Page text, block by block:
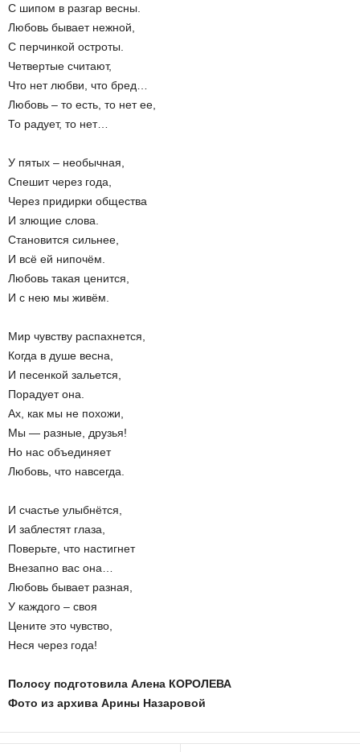
С шипом в разгар весны.
Любовь бывает нежной,
С перчинкой остроты.
Четвертые считают,
Что нет любви, что бред…
Любовь – то есть, то нет ее,
То радует, то нет…
У пятых – необычная,
Спешит через года,
Через придирки общества
И злющие слова.
Становится сильнее,
И всё ей нипочём.
Любовь такая ценится,
И с нею мы живём.
Мир чувству распахнется,
Когда в душе весна,
И песенкой зальется,
Порадует она.
Ах, как мы не похожи,
Мы — разные, друзья!
Но нас объединяет
Любовь, что навсегда.
И счастье улыбнётся,
И заблестят глаза,
Поверьте, что настигнет
Внезапно вас она…
Любовь бывает разная,
У каждого – своя
Цените это чувство,
Неся через года!
Полосу подготовила Алена КОРОЛЕВА
Фото из архива Арины Назаровой